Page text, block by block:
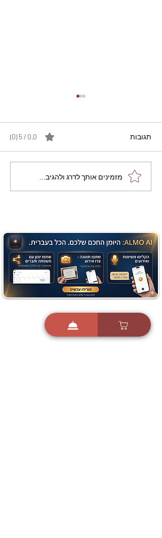
מתכון מנצח עוגת מייפל
שוקולד בחושה וקלה - זיוה
תגובות 0.0 / 5 ‏(0)
מזמינים אותך לדרג ולהגיב...